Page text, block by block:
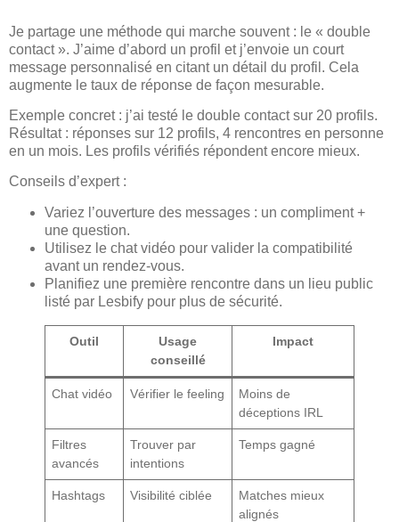
Je partage une méthode qui marche souvent : le « double
contact ». J’aime d’abord un profil et j’envoie un court
message personnalisé en citant un détail du profil. Cela
augmente le taux de réponse de façon mesurable.
Exemple concret : j’ai testé le double contact sur 20 profils.
Résultat : réponses sur 12 profils, 4 rencontres en personne
en un mois. Les profils vérifiés répondent encore mieux.
Conseils d’expert :
Variez l’ouverture des messages : un compliment +
une question.
Utilisez le chat vidéo pour valider la compatibilité
avant un rendez-vous.
Planifiez une première rencontre dans un lieu public
listé par Lesbify pour plus de sécurité.
Outil
Usage
conseillé
Impact
Chat vidéo Vérifier le feeling
Moins de
déceptions IRL
Filtres
avancés
Trouver par
intentions
Temps gagné
Hashtags Visibilité ciblée
Matches mieux
alignés